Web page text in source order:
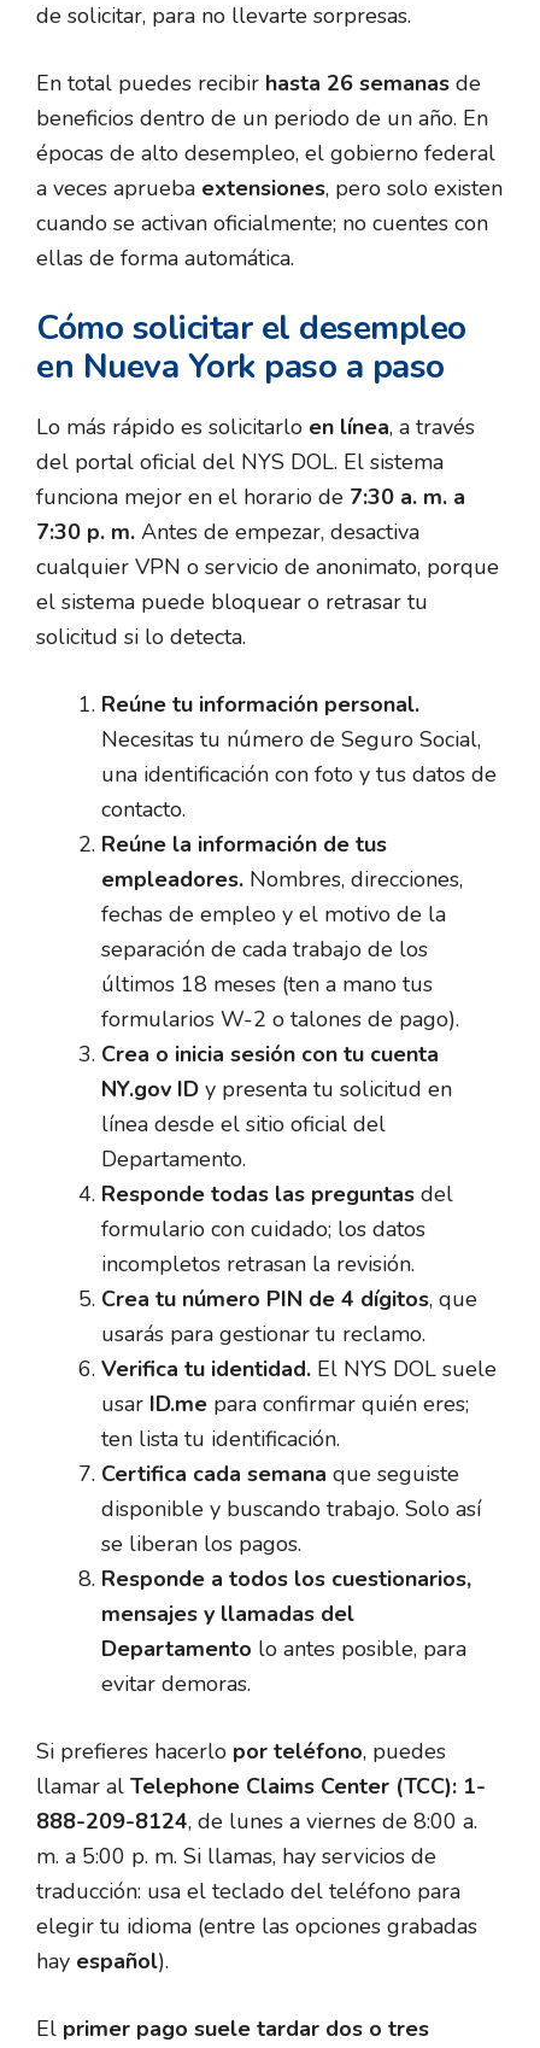
de solicitar, para no llevarte sorpresas.
En total puedes recibir hasta 26 semanas de
beneficios dentro de un periodo de un año. En
épocas de alto desempleo, el gobierno federal
a veces aprueba extensiones, pero solo existen
cuando se activan oficialmente; no cuentes con
ellas de forma automática.
Cómo solicitar el desempleo
en Nueva York paso a paso
Lo más rápido es solicitarlo en línea, a través
del portal oficial del NYS DOL. El sistema
funciona mejor en el horario de 7:30 a. m. a
7:30 p. m. Antes de empezar, desactiva
cualquier VPN o servicio de anonimato, porque
el sistema puede bloquear o retrasar tu
solicitud si lo detecta.
Reúne tu información personal.
Necesitas tu número de Seguro Social,
una identificación con foto y tus datos de
contacto.
Reúne la información de tus
empleadores. Nombres, direcciones,
fechas de empleo y el motivo de la
separación de cada trabajo de los
últimos 18 meses (ten a mano tus
formularios W-2 o talones de pago).
Crea o inicia sesión con tu cuenta
NY.gov ID y presenta tu solicitud en
línea desde el sitio oficial del
Departamento.
Responde todas las preguntas del
formulario con cuidado; los datos
incompletos retrasan la revisión.
Crea tu número PIN de 4 dígitos, que
usarás para gestionar tu reclamo.
Verifica tu identidad. El NYS DOL suele
usar ID.me para confirmar quién eres;
ten lista tu identificación.
Certifica cada semana que seguiste
disponible y buscando trabajo. Solo así
se liberan los pagos.
Responde a todos los cuestionarios,
mensajes y llamadas del
Departamento lo antes posible, para
evitar demoras.
Si prefieres hacerlo por teléfono, puedes
llamar al Telephone Claims Center (TCC): 1-
888-209-8124, de lunes a viernes de 8:00 a.
m. a 5:00 p. m. Si llamas, hay servicios de
traducción: usa el teclado del teléfono para
elegir tu idioma (entre las opciones grabadas
hay español).
El primer pago suele tardar dos o tres